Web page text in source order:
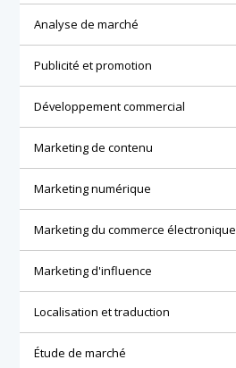
Analyse de marché
Publicité et promotion
Développement commercial
Marketing de contenu
Marketing numérique
Marketing du commerce électronique
Marketing d'influence
Localisation et traduction
Étude de marché